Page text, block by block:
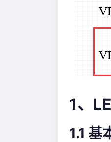
1、
1.1 基